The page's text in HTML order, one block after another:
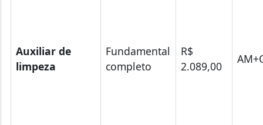
Auxiliar de
limpeza
Fundamental
completo
R$
2.089,00